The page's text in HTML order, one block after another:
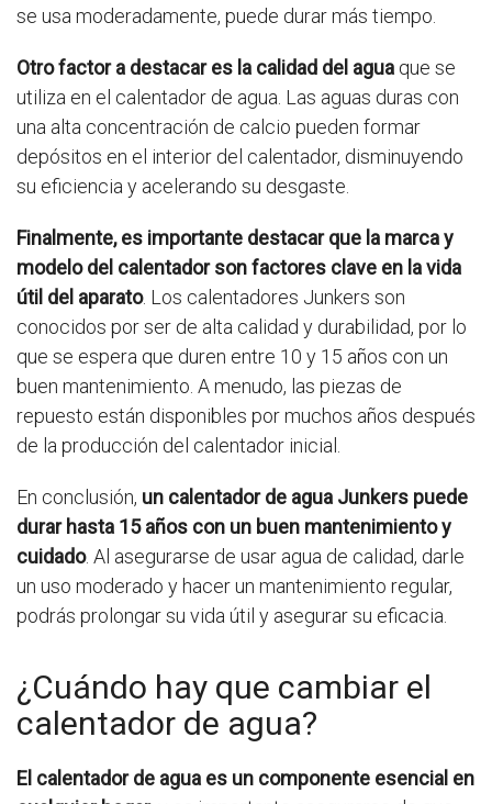
se usa moderadamente, puede durar más tiempo.
Otro factor a destacar es la calidad del agua que se
utiliza en el calentador de agua. Las aguas duras con
una alta concentración de calcio pueden formar
depósitos en el interior del calentador, disminuyendo
su eficiencia y acelerando su desgaste.
Finalmente, es importante destacar que la marca y
modelo del calentador son factores clave en la vida
útil del aparato. Los calentadores Junkers son
conocidos por ser de alta calidad y durabilidad, por lo
que se espera que duren entre 10 y 15 años con un
buen mantenimiento. A menudo, las piezas de
repuesto están disponibles por muchos años después
de la producción del calentador inicial.
En conclusión, un calentador de agua Junkers puede
durar hasta 15 años con un buen mantenimiento y
cuidado. Al asegurarse de usar agua de calidad, darle
un uso moderado y hacer un mantenimiento regular,
podrás prolongar su vida útil y asegurar su eficacia.
¿Cuándo hay que cambiar el
calentador de agua?
El calentador de agua es un componente esencial en